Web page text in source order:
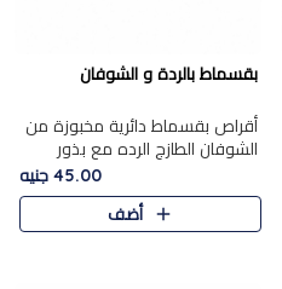
بقسماط بالردة و الشوفان
أقراص بقسماط دائرية مخبوزة من
الشوفان الطازج الرده مع بذور
مختارة. قرمشة الحبوب والبذور،
بداية صحية لكل صباح.
45.00 جنيه
أضف